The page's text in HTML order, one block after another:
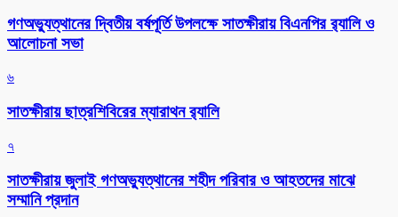
গণঅভ্যুত্থানের দ্বিতীয় বর্ষপূর্তি উপলক্ষে সাতক্ষীরায় বিএনপির র‌্যালি ও
আলোচনা সভা
৬
সাতক্ষীরায় ছাত্রশিবিরের ম্যারাথন র‌্যালি
৭
সাতক্ষীরায় জুলাই গণঅভ্যুত্থানের শহীদ পরিবার ও আহতদের মাঝে
সম্মানি প্রদান